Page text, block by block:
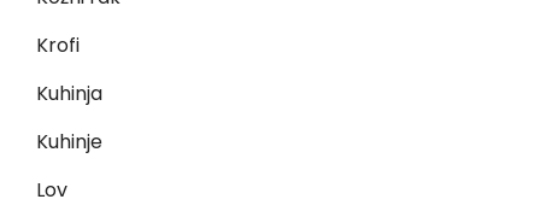
Krofi
Kuhinja
Kuhinje
Lov